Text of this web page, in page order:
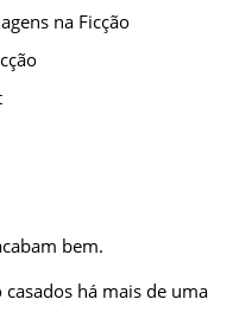
na Ficção
bem.
há mais de uma